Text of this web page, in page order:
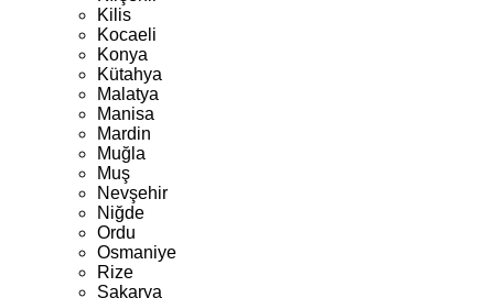
Kilis
Kocaeli
Konya
Kütahya
Malatya
Manisa
Mardin
Muğla
Muş
Nevşehir
Niğde
Ordu
Osmaniye
Rize
Sakarya